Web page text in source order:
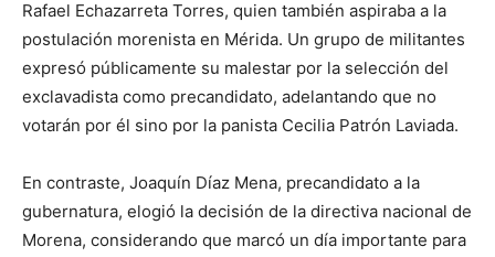
Rafael Echazarreta Torres, quien también aspiraba a la
postulación morenista en Mérida. Un grupo de militantes
expresó públicamente su malestar por la selección del
exclavadista como precandidato, adelantando que no
votarán por él sino por la panista Cecilia Patrón Laviada.
En contraste, Joaquín Díaz Mena, precandidato a la
gubernatura, elogió la decisión de la directiva nacional de
Morena, considerando que marcó un día importante para